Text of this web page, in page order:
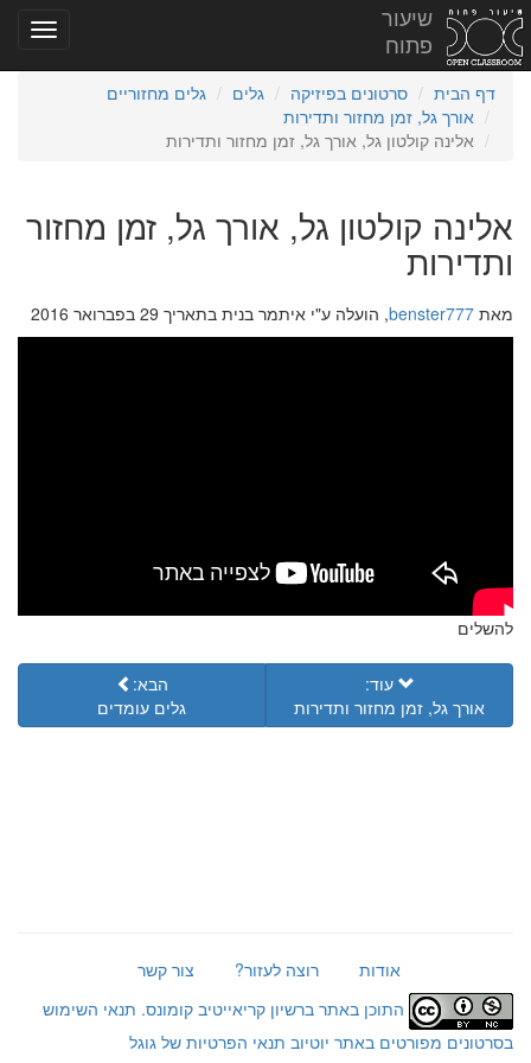
שיעור
פתוח
דף הבית סרטונים בפיזיקה גלים
גלים מחזוריים
אורך גל, זמן מחזור ותדירות
אלינה קולטון גל, אורך גל, זמן מחזור ותדירות
אלינה קולטון גל, אורך גל, זמן מחזור
ותדירות
מאת benster777, הועלה ע"י איתמר בנית בתאריך 29 בפברואר 2016
להשלים
עוד:
אורך גל, זמן מחזור ותדירות
הבא:
גלים עומדים
אודות רוצה לעזור?
צור קשר
התוכן באתר ברשיון קריאייטיב קומונס. תנאי השימוש
בסרטונים מפורטים באתר יוטיוב תנאי הפרטיות של גוגל